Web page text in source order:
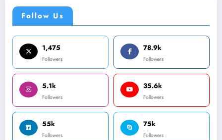
Follow Us
1,475
Followers
78.9k
Followers
5.1k
Followers
35.6k
Followers
55k
Followers
75k
Followers